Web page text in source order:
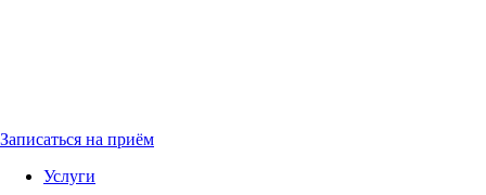
Записаться на приём
Услуги